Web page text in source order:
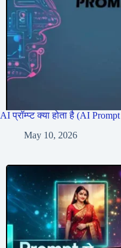
AI प्रॉम्प्ट क्या होता है (AI
May 10, 2026